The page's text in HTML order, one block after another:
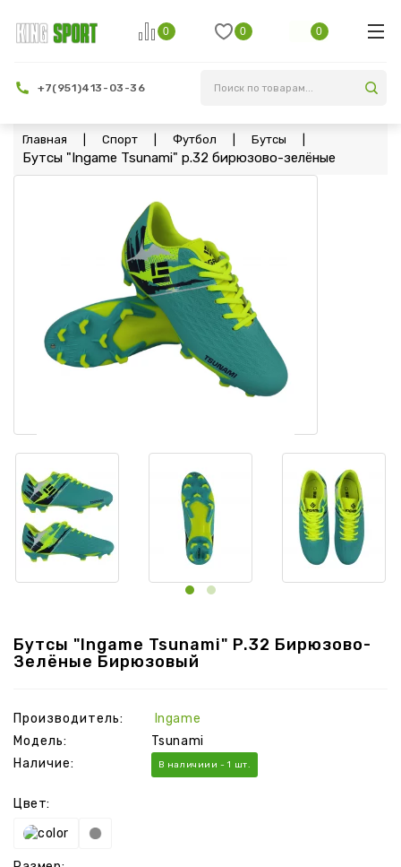
0 0 0
+7(951)413-03-36
Главная Спорт Футбол Бутсы
Бутсы "Ingame Tsunami" p.32 бирюзово-зелёные
Бутсы "Ingame Tsunami" P.32 Бирюзово-
Зелёные Бирюзовый
Производитель:
Ingame
Модель:
Tsunami
Наличие:
В наличиии - 1 шт.
Цвет: